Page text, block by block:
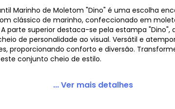
Marinho de Moletom "Dino" é uma escolha
clássico de marinho, confeccionado em
parte superior destaca-se pela estampa "Dino",
de personalidade ao visual. Versátil e
proporcionando conforto e diversão.
conjunto cheio de estilo.
... Ver mais detalhes